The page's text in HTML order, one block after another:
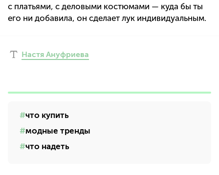
с платьями, с деловыми костюмами — куда бы ты
его ни добавила, он сделает лук индивидуальным.
Настя Ануфриева
что купить
модные тренды
что надеть